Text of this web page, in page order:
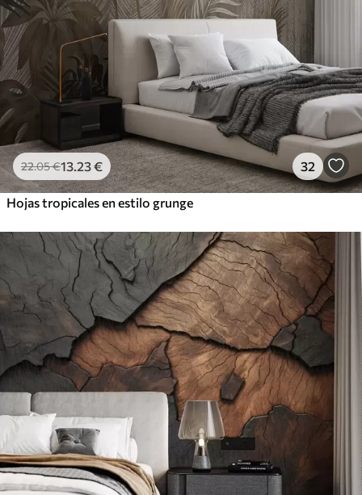
22.05€13 .23€ 32
Hojas tropicales en estilo grunge